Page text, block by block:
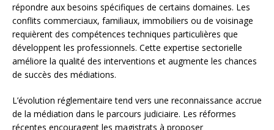
répondre aux besoins spécifiques de certains domaines. Les
conflits commerciaux, familiaux, immobiliers ou de voisinage
requièrent des compétences techniques particulières que
développent les professionnels. Cette expertise sectorielle
améliore la qualité des interventions et augmente les chances
de succès des médiations.
L’évolution réglementaire tend vers une reconnaissance accrue
de la médiation dans le parcours judiciaire. Les réformes
récentes encouragent les magistrats à proposer